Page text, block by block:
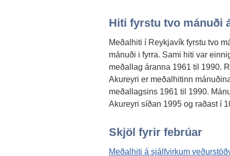
Hiti fyrstu tvo mánuði
Meðalhiti í Reykjavík fyrstu tvo
mánuði i fyrra. Sami hiti var
meðallag áranna 1961 til 1990.
Akureyri er meðalhitinn
meðallagsins 1961 til 1990.
Akureyri síðan 1995 og raðast í
Skjöl fyrir febrúar
Meðalhiti á sjálfvirkum